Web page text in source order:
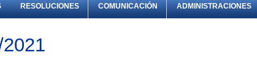
RESOLUCIONES COMUNICACIÓN ADMINISTRACIONES